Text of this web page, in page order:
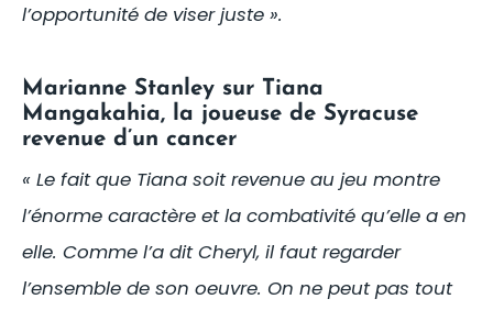
l’opportunité de viser juste ».
Marianne Stanley sur Tiana
Mangakahia, la joueuse de Syracuse
revenue d’un cancer
« Le fait que Tiana soit revenue au jeu montre
l’énorme caractère et la combativité qu’elle a en
elle. Comme l’a dit Cheryl, il faut regarder
l’ensemble de son oeuvre. On ne peut pas tout